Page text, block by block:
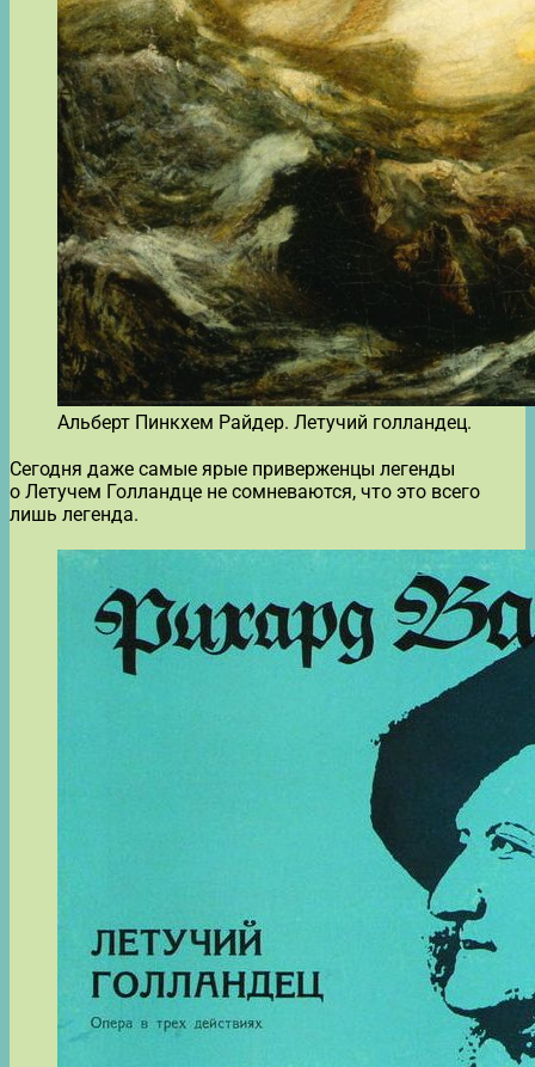
Альберт Пинкхем Райдер. Летучий голландец.
Сегодня даже самые ярые приверженцы легенды
о Летучем Голландце не сомневаются, что это всего
лишь легенда.